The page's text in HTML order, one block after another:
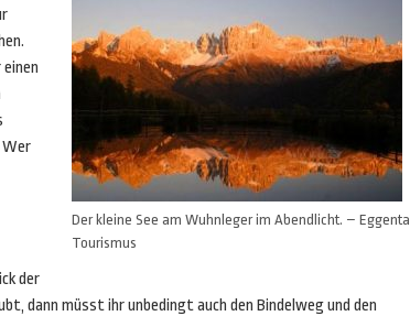
Der kleine See am Wuhnleger im Abendlicht. – Eggental
Tourismus
Wer
der
dann müsst ihr unbedingt auch den Bindelweg und den